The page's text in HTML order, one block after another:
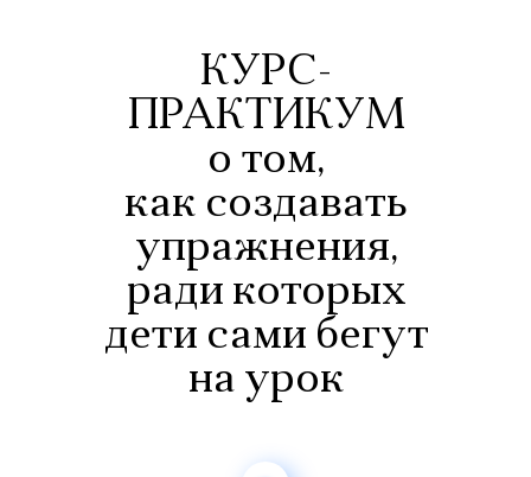
КУРС-
ПРАКТИКУМ
о том,
как создавать
упражнения,
ради которых
дети сами бегут
на урок